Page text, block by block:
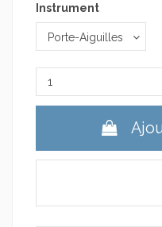
Instrument